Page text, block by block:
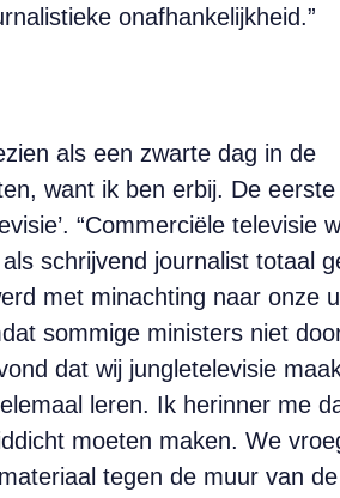
onafhanke­­lijkheid.”
als een zwarte dag in de
want ik ben erbij. De
“Commerciële televisie
schrijvend journalist totaal
met minachting naar onze
sommige ministers niet
dat wij jungletelevisie
leren. Ik herinner me
moeten maken. We
tegen de muur van